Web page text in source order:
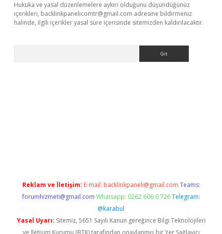
Hukuka ve yasal düzenlemelere aykırı olduğunu düşündüğünüz
içerikleri, backlinkpanelicomtr@gmail.com adresine bildirmeniz
halinde, ilgili içerikler yasal süre içerisinde sitemizden kaldırılacaktır.
Reklam ve İletişim: E-mail: backlinkpaneli@gmail.com Teams:
forumhizmeti@gmail.com Whatsapp: 0262 606 0 726 Telegram:
@karabul
Yasal Uyarı: Sitemiz, 5651 Sayılı Kanun gereğince Bilgi Teknolojileri
ve İletişim Kurumu (BTK) tarafından onaylanmış bir Yer Sağlayıcı